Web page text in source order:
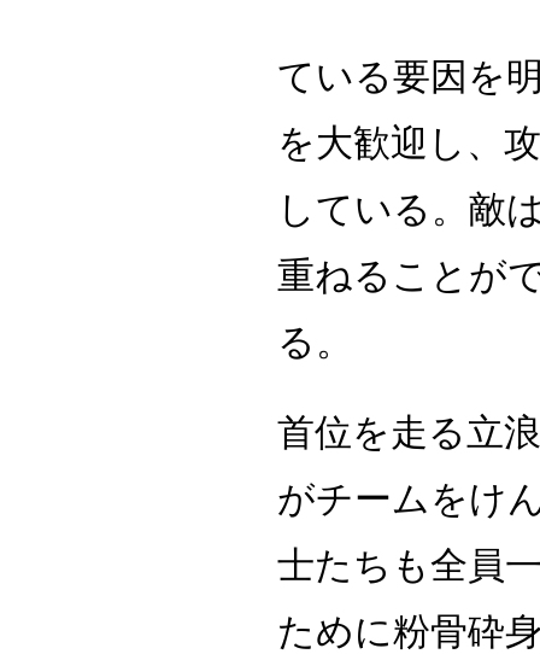
ている要因を
を大歓迎し、
している。敵
重ねることが
る。
首位を走る立
がチームをけ
士たちも全員
ために粉骨砕